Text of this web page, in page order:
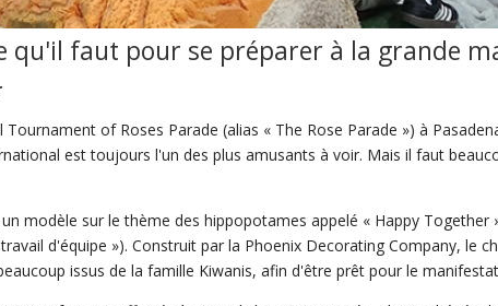
qu'il faut pour se préparer à la grande
Tournament of Roses Parade (alias « The Rose Parade ») à
est toujours l'un des plus amusants à voir. Mais il faut
modèle sur le thème des hippopotames appelé « Happy Together
d'équipe »). Construit par la Phoenix Decorating Company, le
issus de la famille Kiwanis, afin d'être prêt pour le